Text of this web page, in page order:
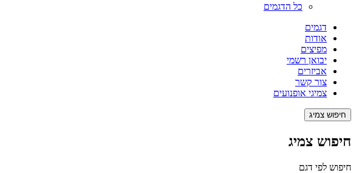
כל הדגמים
דגמים
אודות
מפיצים
יבואן רשמי
אביזרים
צור קשר
צמיגי אופנועים
חיפוש צמיג
חיפוש צמיג
חיפוש לפי דגם